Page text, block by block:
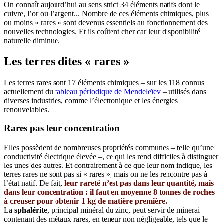
On connaît aujourd’hui au sens strict 34 éléments natifs dont le
cuivre, l’or ou l’argent... Nombre de ces éléments chimiques, plus
ou moins « rares » sont devenus essentiels au fonctionnement des
nouvelles technologies. Et ils coûtent cher car leur disponibilité
naturelle diminue.
Les terres dites « rares »
Les terres rares sont 17 éléments chimiques – sur les 118 connus
actuellement du tableau périodique de Mendeleïev – utilisés dans
diverses industries, comme l’électronique et les énergies
renouvelables.
Rares pas leur concentration
Elles possèdent de nombreuses propriétés communes – telle qu’une
conductivité électrique élevée –, ce qui les rend difficiles à distinguer
les unes des autres. Et contrairement à ce que leur nom indique, les
terres rares ne sont pas si « rares », mais on ne les rencontre pas à
l’état natif. De fait, leur rareté n’est pas dans leur quantité, mais
dans leur concentration : il faut en moyenne 8 tonnes de roches
à creuser pour obtenir 1 kg de matière première.
La sphalérite, principal minéral du zinc, peut servir de minerai
contenant des métaux rares, en teneur non négligeable, tels que le